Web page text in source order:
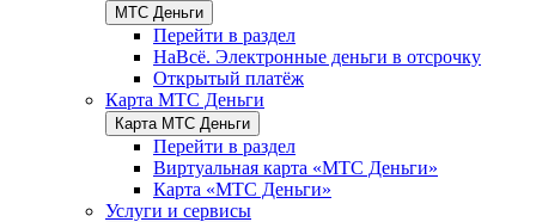
МТС Деньги
Перейти в раздел
НаВсё. Электронные деньги в отсрочку
Открытый платёж
Карта МТС Деньги
Карта МТС Деньги
Перейти в раздел
Виртуальная карта «МТС Деньги»
Карта «МТС Деньги»
Услуги и сервисы